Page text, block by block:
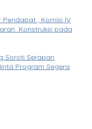
, Komisi IV
Konstruksi pada
Soroti Serapan
Program Segera